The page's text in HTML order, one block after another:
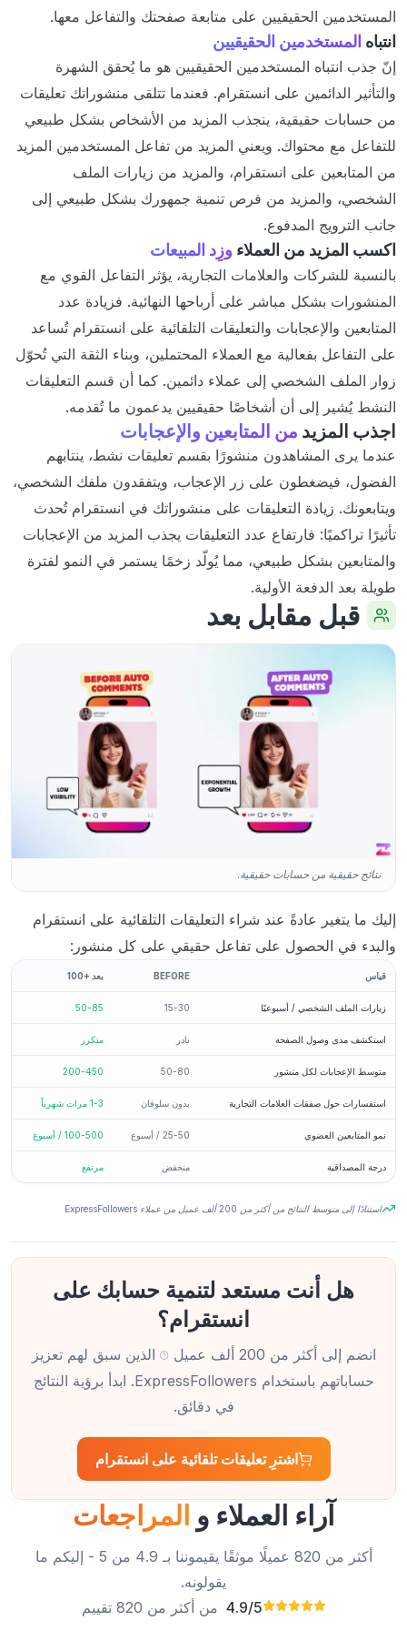
المستخدمين الحقيقيين على متابعة صفحتك والتفاعل معها.
انتباه المستخدمين الحقيقيين
إنّ جذب انتباه المستخدمين الحقيقيين هو ما يُحقق الشهرة
والتأثير الدائمين على انستقرام. فعندما تتلقى منشوراتك تعليقات
من حسابات حقيقية، ينجذب المزيد من الأشخاص بشكل طبيعي
للتفاعل مع محتواك. ويعني المزيد من تفاعل المستخدمين المزيد
من المتابعين على انستقرام، والمزيد من زيارات الملف
الشخصي، والمزيد من فرص تنمية جمهورك بشكل طبيعي إلى
جانب الترويج المدفوع.
اكسب المزيد من العملاء وزِد المبيعات
بالنسبة للشركات والعلامات التجارية، يؤثر التفاعل القوي مع
المنشورات بشكل مباشر على أرباحها النهائية. فزيادة عدد
المتابعين والإعجابات والتعليقات التلقائية على انستقرام تُساعد
على التفاعل بفعالية مع العملاء المحتملين، وبناء الثقة التي تُحوّل
زوار الملف الشخصي إلى عملاء دائمين. كما أن قسم التعليقات
النشط يُشير إلى أن أشخاصًا حقيقيين يدعمون ما تُقدمه.
اجذب المزيد من المتابعين والإعجابات
عندما يرى المشاهدون منشورًا بقسم تعليقات نشط، ينتابهم
الفضول، فيضغطون على زر الإعجاب، ويتفقدون ملفك الشخصي،
ويتابعونك. زيادة التعليقات على منشوراتك في انستقرام تُحدث
تأثيرًا تراكميًا: فارتفاع عدد التعليقات يجذب المزيد من الإعجابات
والمتابعين بشكل طبيعي، مما يُولّد زخمًا يستمر في النمو لفترة
طويلة بعد الدفعة الأولية.
قبل مقابل بعد
نتائج حقيقية من حسابات حقيقية.
إليك ما يتغير عادةً عند شراء التعليقات التلقائية على انستقرام
والبدء في الحصول على تفاعل حقيقي على كل منشور:
قياس BEFORE بعد +100
زيارات الملف الشخصي / أسبوعيًا 15-30
50-85
استكشف مدى وصول الصفحة نادر متكرر
متوسط ​​الإعجابات لكل منشور 50-80
200-450
استفسارات حول صفقات العلامات التجارية بدون سلوفان 1-3 مرات شهرياً
نمو المتابعين العضوي 25-50 / أسبوع 100-500 / أسبوع
درجة المصداقية منخفض مرتفع
استنادًا إلى متوسط ​​النتائج من أكثر من 200 ألف عميل من عملاء ExpressFollowers
هل أنت مستعد لتنمية حسابك على
انستقرام؟
انضم إلى أكثر من 200 ألف عميل
الذين سبق لهم تعزيز
حساباتهم باستخدام ExpressFollowers. ابدأ برؤية النتائج
في دقائق.
اشترِ تعليقات تلقائية على انستقرام
آراء العملاء و المراجعات
أكثر من 820 عميلًا موثقًا يقيموننا بـ 4.9 من 5 - إليكم ما
يقولونه.
4.9/5 من أكثر من 820 تقييم
خدمة رائعة! ساعدني موقع Expressfollowers.com في
زيادة تفاعل العملاء مع منشوراتي على انستقرام من خلال
أسونتا كولير
عميل موثوق
أدير حاليًا حسابين على انستقرام، أحدهما شخصي والآخر
خاص بشركتي. التعليقات التلقائية من ExpressFollowers